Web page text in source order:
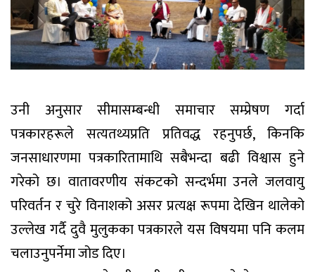
उनी अनुसार सीमासम्बन्धी समाचार सम्प्रेषण गर्दा
पत्रकारहरूले सत्यतथ्यप्रति प्रतिवद्ध रहनुपर्छ, किनकि
जनसाधारणमा पत्रकारितामाथि सबैभन्दा बढी विश्वास हुने
गरेको छ। वातावरणीय संकटको सन्दर्भमा उनले जलवायु
परिवर्तन र चुरे विनाशको असर प्रत्यक्ष रूपमा देखिन थालेको
उल्लेख गर्दै दुवै मुलुकका पत्रकारले यस विषयमा पनि कलम
चलाउनुपर्नेमा जोड दिए।